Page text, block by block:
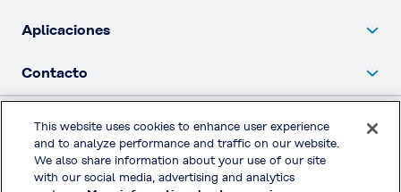
Aplicaciones
Contacto
Política de privacidad
Redes sociales
This website uses cookies to enhance user experience
and to analyze performance and traffic on our website.
We also share information about your use of our site
with our social media, advertising and analytics